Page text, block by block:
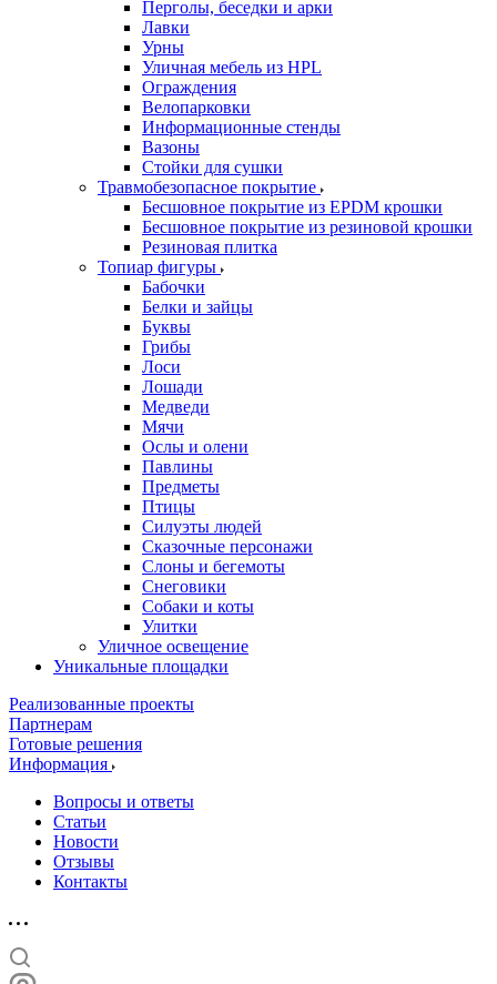
Перголы, беседки и арки
Лавки
Урны
Уличная мебель из HPL
Ограждения
Велопарковки
Информационные стенды
Вазоны
Стойки для сушки
Травмобезопасное покрытие
Бесшовное покрытие из EPDM крошки
Бесшовное покрытие из резиновой крошки
Резиновая плитка
Топиар фигуры
Бабочки
Белки и зайцы
Буквы
Грибы
Лоси
Лошади
Медведи
Мячи
Ослы и олени
Павлины
Предметы
Птицы
Силуэты людей
Сказочные персонажи
Слоны и бегемоты
Снеговики
Собаки и коты
Улитки
Уличное освещение
Уникальные площадки
Реализованные проекты
Партнерам
Готовые решения
Информация
Вопросы и ответы
Статьи
Новости
Отзывы
Контакты